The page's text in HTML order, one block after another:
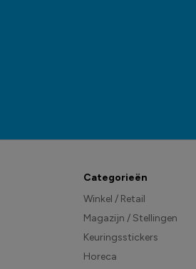
Categorieën
Winkel / Retail
Magazijn / Stellingen
Keuringsstickers
Horeca